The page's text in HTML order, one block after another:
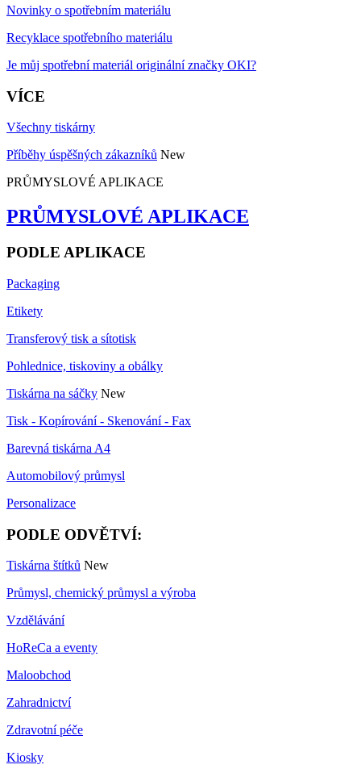
Novinky o spotřebním materiálu
Recyklace spotřebního materiálu
Je můj spotřební materiál originální značky OKI?
VÍCE
Všechny tiskárny
Příběhy úspěšných zákazníků New
PRŮMYSLOVÉ APLIKACE
PRŮMYSLOVÉ APLIKACE
PODLE APLIKACE
Packaging
Etikety
Transferový tisk a sítotisk
Pohlednice, tiskoviny a obálky
Tiskárna na sáčky New
Tisk - Kopírování - Skenování - Fax
Barevná tiskárna A4
Automobilový průmysl
Personalizace
PODLE ODVĚTVÍ:
Tiskárna štítků New
Průmysl, chemický průmysl a výroba
Vzdělávání
HoReCa a eventy
Maloobchod
Zahradnictví
Zdravotní péče
Kiosky